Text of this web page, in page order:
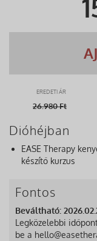
EREDETI ÁR
26.980Ft
Dióhéjban
EASE Therapy
készítő kurzus
Fontos
Beváltható:
Legközelebbi
be a